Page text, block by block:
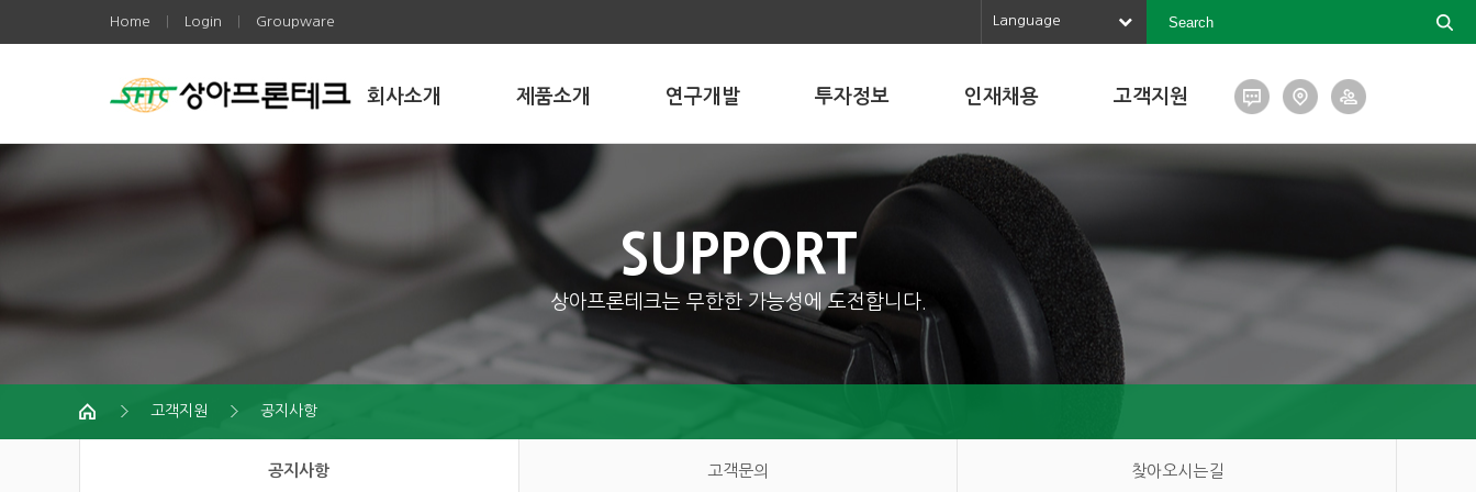
Home Login Groupware Language
회사소개 제품소개 연구개발 투자정보 인재채용 고객지원
SUPPORT
상아프론테크는 무한한 가능성에 도전합니다.
고객지원 공지사항
공지사항 고객문의 찾아오시는길